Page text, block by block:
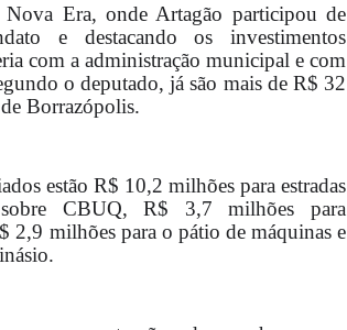
Era, onde Artagão participou de
e destacando os investimentos
com a administração municipal e com
o deputado, já são mais de R$ 32
Borrazópolis.
estão R$ 10,2 milhões para estradas
CBUQ, R$ 3,7 milhões para
2,9 milhões para o pátio de máquinas e